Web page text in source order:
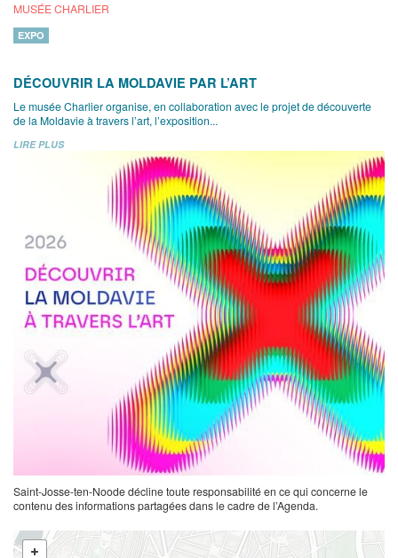
MUSÉE CHARLIER
EXPO
DÉCOUVRIR LA MOLDAVIE PAR L’ART
Le musée Charlier organise, en collaboration avec le projet de découverte
de la Moldavie à travers l’art, l’exposition...
LIRE PLUS
Saint-Josse-ten-Noode décline toute responsabilité en ce qui concerne le
contenu des informations partagées dans le cadre de l’Agenda.